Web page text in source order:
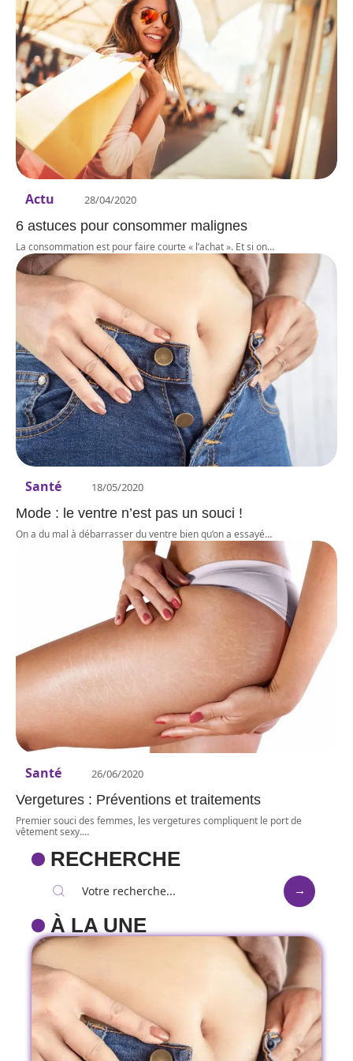
Actu 28/04/2020
6 astuces pour consommer malignes
La consommation est pour faire courte « l’achat ». Et si on…
Santé 18/05/2020
Mode : le ventre n’est pas un souci !
On a du mal à débarrasser du ventre bien qu’on a essayé…
Santé 26/06/2020
Vergetures : Préventions et traitements
Premier souci des femmes, les vergetures compliquent le port de
vêtement sexy.…
RECHERCHE
À LA UNE